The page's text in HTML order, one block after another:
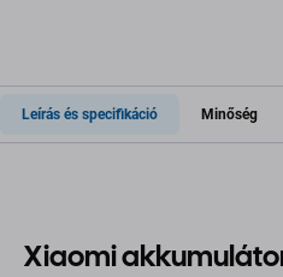
Leírás és specifikáció Minőség
Xiaomi